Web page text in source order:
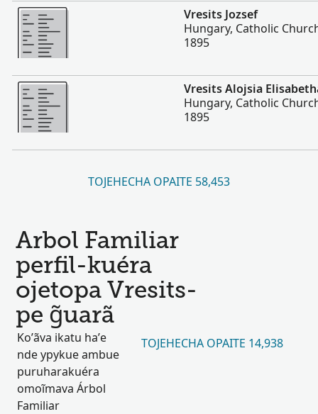
Hetave
Vresits Jozsef
Hungary, Catholic
1895
Hetave
Vresits Alojsia
Hungary, Catholic
1895
TOJEHECHA OPAITE 58,453
Arbol Familiar
perfil-kuéra
ojetopa Vresits-
pe g̃uarã
Ko’ãva ikatu ha’e
nde ypykue ambue
puruharakuéra
omoĩmava Árbol
Familiar
TOJEHECHA OPAITE 14,938